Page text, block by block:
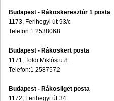
Budapest - Rákoskeresztúr 1 posta
1173, Ferihegyi út 93/c
Telefon:1 2538068
Budapest - Rákoskert posta
1171, Toldi Miklós u.8.
Telefon:1 2587572
Budapest - Rákosliget posta
1172, Ferihegyi út 34.